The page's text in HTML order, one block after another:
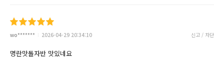
wo******* 2026-04-29 20:34:10 신고 / 차단
명란맛돌자반 맛있네요